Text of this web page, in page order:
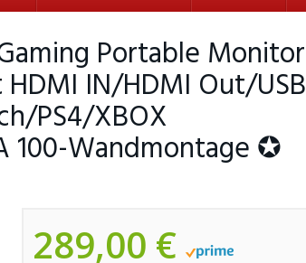
Portable Monitor
IN/HDMI Out/USB
PS4/XBOX
100-Wandmontage ✪
289,00 €